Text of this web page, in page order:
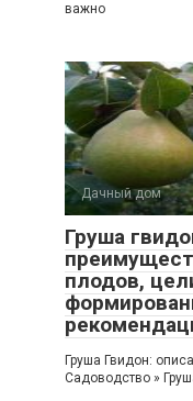
важно
Дачный дом
Груша
плодов,
Груша Гвидон:
Садоводство »